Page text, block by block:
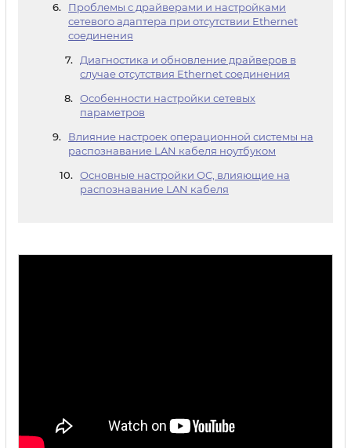
Проблемы с драйверами и настройками
сетевого адаптера при отсутствии Ethernet
соединения
Диагностика и обновление драйверов в
случае отсутствия Ethernet соединения
Особенности настройки сетевых
параметров
Влияние настроек операционной системы на
распознавание LAN кабеля ноутбуком
Основные настройки ОС, влияющие на
распознавание LAN кабеля